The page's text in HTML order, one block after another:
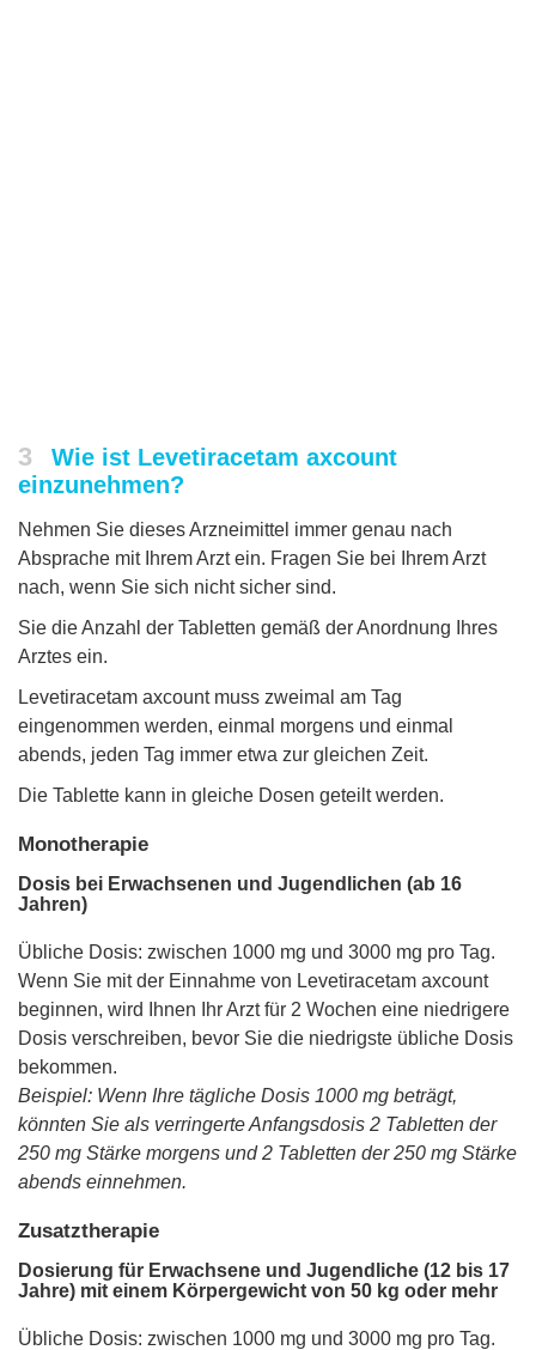
3
Wie ist Levetiracetam axcount
einzunehmen?
Nehmen Sie dieses Arzneimittel immer genau nach
Absprache mit Ihrem Arzt ein. Fragen Sie bei Ihrem Arzt
nach, wenn Sie sich nicht sicher sind.
Sie die Anzahl der Tabletten gemäß der Anordnung Ihres
Arztes ein.
Levetiracetam axcount muss zweimal am Tag
eingenommen werden, einmal morgens und einmal
abends, jeden Tag immer etwa zur gleichen Zeit.
Die Tablette kann in gleiche Dosen geteilt werden.
Monotherapie
Dosis bei Erwachsenen und Jugendlichen (ab 16
Jahren)
Übliche Dosis: zwischen 1000 mg und 3000 mg pro Tag.
Wenn Sie mit der Einnahme von Levetiracetam axcount
beginnen, wird Ihnen Ihr Arzt für 2 Wochen eine niedrigere
Dosis verschreiben, bevor Sie die niedrigste übliche Dosis
bekommen.
Beispiel: Wenn Ihre tägliche Dosis 1000 mg beträgt,
könnten Sie als verringerte Anfangsdosis 2 Tabletten der
250 mg Stärke morgens und 2 Tabletten der 250 mg Stärke
abends einnehmen.
Zusatztherapie
Dosierung für Erwachsene und Jugendliche (12 bis 17
Jahre) mit einem Körpergewicht von 50 kg oder mehr
Übliche Dosis: zwischen 1000 mg und 3000 mg pro Tag.